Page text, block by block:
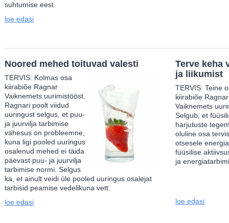
suhtumise eest.
loe edasi
Noored mehed toituvad valesti
TERVIS: Kolmas osa
kiirabiõe Ragnar
Vaiknemets uurimistööst.
Ragnari poolt viidud
uuringust selgus, et puu-
ja juurvilja tarbimise
vähesus on probleemne,
kuna ligi pooled uuringus
osalenud mehed ei täida
päevast puu- ja juurvilja
tarbimise normi. Selgus
ka, et ainult veidi üle pooled uuringus osalejat
tarbisid peamise vedelikuna vett.
loe edasi
Terve keha
ja liikumist
TERVIS: Teine
kiirabiõe Ragnar
Vaiknemets
Selgub, et
harjutuste
oluline osa
otsesele
füüsilise
ja
loe edasi